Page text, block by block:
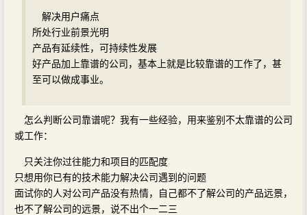
解决用户痛点
所处行业前景光明
产品有延续性，可持续性发展
好产品加上靠谱的公司，基本上就是比较靠谱的工作了，甚
至可以做成事业。
怎么判断公司靠谱呢？我有一些经验，用来鉴别不太靠谱的公司
或工作：
只关注你过往能力和项目的匹配度
只想用你已有的技术能力解决公司遇到的问题
面试你的人对公司产品没有热情，自己都不了解公司的产品远景，
也不了解公司的远景，说不出个一二三